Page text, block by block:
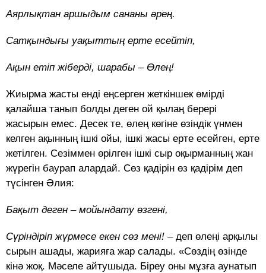
Аярлықтан аршыдым сананы әрең.
Сатқындығы уақыттың ерте есейтіп,
Ақын етіп жіберді, шарабы – Өлең!
Жиырма жасты енді еңсерген жеткіншек өмірді
қалайша танып болды деген ой қылаң берері
жасырын емес. Десек те, өлең көгіне өзіндік үнмен
келген ақынның ішкі ойы, ішкі жасы ерте есейген, ерте
жетілген. Сезіммен өрілген ішкі сыр оқырманның жан
жүрегін баурап алардай. Сөз қадірін өз қадірім деп
түсінген Әлия:
Бақыт деген – мойындату өзгені,
Сүріндіріп жүрмесе екен сөз мені! – деп өлеңі арқылы
сырын ашады, жарияға жар салады. «Сөздің өзінде
кінә жоқ. Мәселе айтушыда. Біреу оны мұзға аунатып